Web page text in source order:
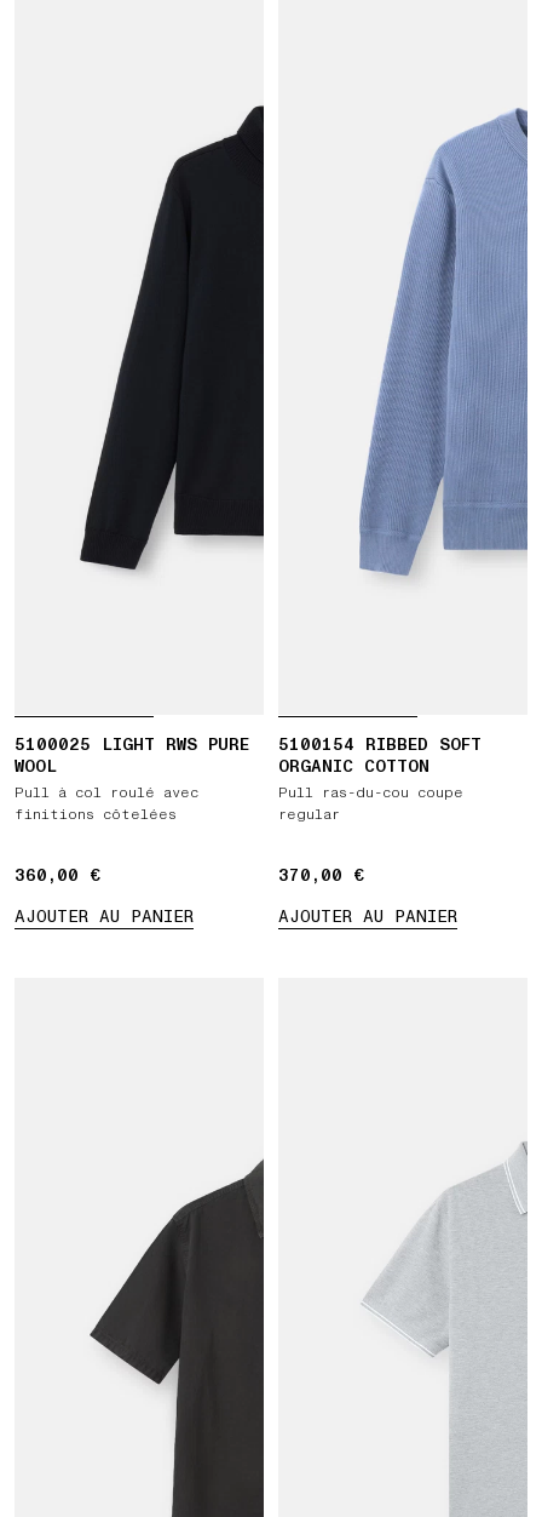
5100025 LIGHT RWS PURE
WOOL
Pull à col roulé avec
finitions côtelées
360,00 €
360,00 €
AJOUTER AU PANIER
5100154 RIBBED SOFT
ORGANIC COTTON
Pull ras-du-cou coupe
regular
370,00 €
370,00 €
AJOUTER AU PANIER